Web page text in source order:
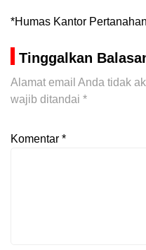
*Humas Kantor
Tinggalkan
Alamat email Anda tidak
wajib ditandai *
Komentar *